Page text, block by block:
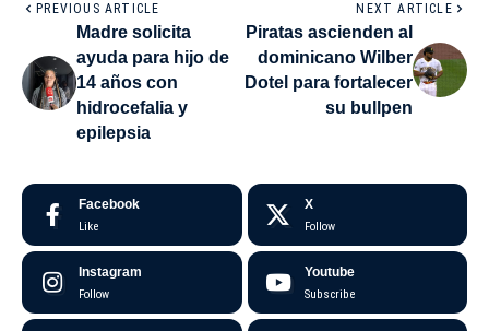
PREVIOUS ARTICLE
Madre solicita
ayuda para hijo de
14 años con
hidrocefalia y
epilepsia
NEXT ARTICLE
Piratas ascienden al
dominicano Wilber
Dotel para fortalecer
su bullpen
Facebook
Like
X
Follow
Instagram
Follow
Youtube
Subscribe